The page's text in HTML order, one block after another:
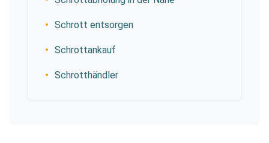
Schrott entsorgen
Schrottankauf
Schrotthändler